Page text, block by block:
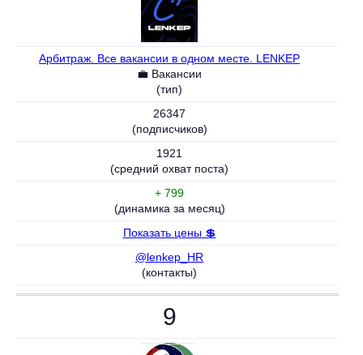
Арбитраж. Все вакансии в одном месте. LENKEP
💼 Вакансии
(тип)
26347
(подписчиков)
1921
(средний охват поста)
+ 799
(динамика за месяц)
Показать цены 💲
@lenkep_HR
(контакты)
9